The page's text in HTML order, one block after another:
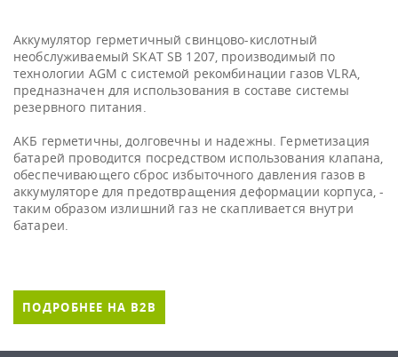
Аккумулятор герметичный свинцово-кислотный
необслуживаемый SKAT SB 1207, производимый по
технологии AGM с системой рекомбинации газов VLRA,
предназначен для использования в составе системы
резервного питания.
АКБ герметичны, долговечны и надежны. Герметизация
батарей проводится посредством использования клапана,
обеспечивающего сброс избыточного давления газов в
аккумуляторе для предотвращения деформации корпуса, -
таким образом излишний газ не скапливается внутри
батареи.
ПОДРОБНЕЕ НА B2B